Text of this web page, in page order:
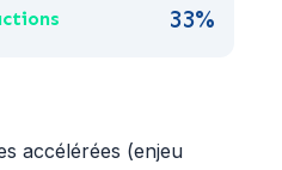
33%
accélérées (enjeu